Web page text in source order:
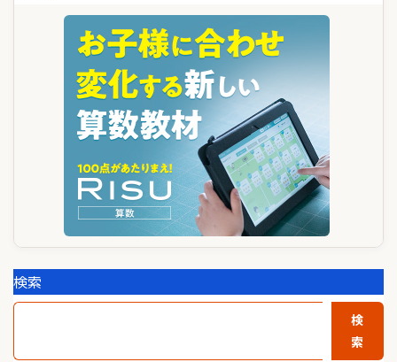
検索
検
索